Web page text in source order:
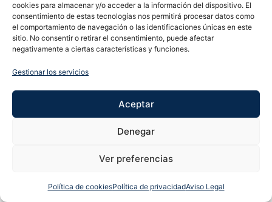
cookies para almacenar y/o acceder a la información del dispositivo. El
consentimiento de estas tecnologías nos permitirá procesar datos como
el comportamiento de navegación o las identificaciones únicas en este
sitio. No consentir o retirar el consentimiento, puede afectar
negativamente a ciertas características y funciones.
Gestionar los servicios
Aceptar
Denegar
Ver preferencias
Política de cookiesPolítica de privacidadAviso Legal
MAQUINA SHAVER TOTAL RAZOR 2 EN 1
69,00 €
Leer más